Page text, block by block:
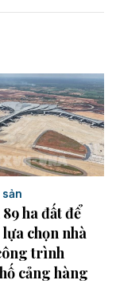
ha đất để
chọn nhà
trình
cảng hàng